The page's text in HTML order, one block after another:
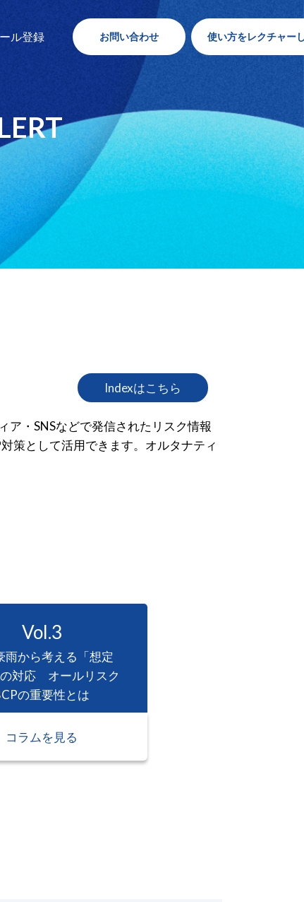
ル登録 お問い合わせ 使い方をレクチャー
Indexはこちら
ア・SNSなどで発信されたリスク情報
策として活用できます。オルタナティ
Vol.3
雨から考える「想定
対応 オールリスク
の重要性とは
コラムを見る